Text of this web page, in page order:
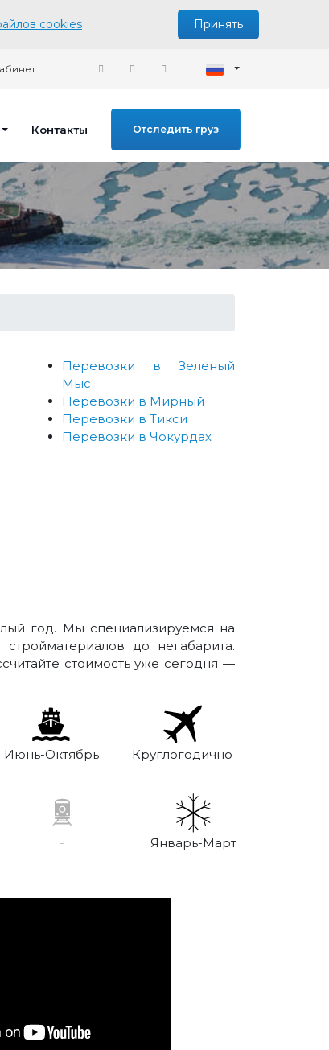
cookies Принять
Контакты Отследить груз
Перевозки в Зеленый
Мыс
Перевозки в Мирный
Перевозки в Тикси
Перевозки в Чокурдах
год. Мы специализируемся на
до негабарита.
стоимость уже сегодня —
Июнь-Октябрь Круглогодично
- Январь-Март